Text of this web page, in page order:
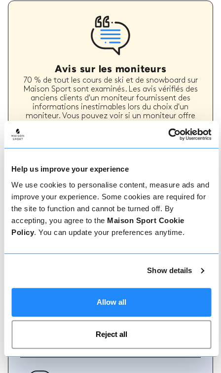
Help us improve your experience
We use cookies to personalise content, measure ads and
improve your experience. Some cookies are required for
the site to function and cannot be turned off. By
accepting, you agree to the Maison Sport Cookie
Policy. You can update your preferences anytime.
Show details
Allow all
Reject all
Avis sur les moniteurs
70 % de tout les cours de ski et de snowboard sur
Maison Sport sont examinés. Les avis vérifiés des
anciens clients d'un moniteur fournissent des
informations inestimables lors du choix d'un
moniteur. Vous pouvez voir si un moniteur offre
types de cours de ski ou de snowboard qu'il a
Comment réserver
Réserver avec nous ne pourrait pas être plus
simple, notre équipe amicale et experte est
toujours prête à vous aider - réservez
Appelez-nous